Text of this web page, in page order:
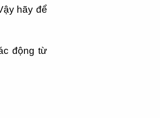
hãy để
động từ